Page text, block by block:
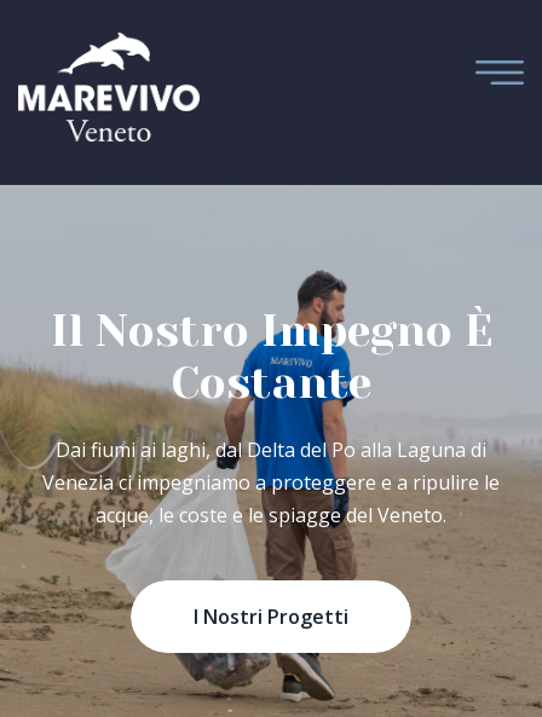
Il Nostro Impegno È
Costante
Dai fiumi ai laghi, dal Delta del Po alla Laguna di
Venezia ci impegniamo a proteggere e a ripulire le
acque, le coste e le spiagge del Veneto.
I Nostri Progetti